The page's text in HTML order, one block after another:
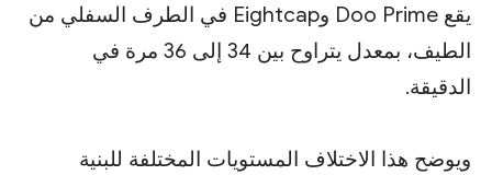
يقع Doo Prime وEightcap في الطرف السفلي من
الطيف، بمعدل يتراوح بين 34 إلى 36 مرة في
الدقيقة.
ويوضح هذا الاختلاف المستويات المختلفة للبنية